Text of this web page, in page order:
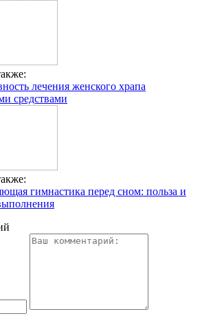
лечения женского храпа
средствами
гимнастика перед сном: польза и